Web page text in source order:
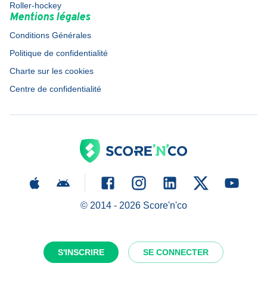
S'INSCRIRE SE CONNECTER
Roller-hockey
Mentions légales
Conditions Générales
Politique de confidentialité
Charte sur les cookies
Centre de confidentialité
© 2014 - 2026Score'n'co